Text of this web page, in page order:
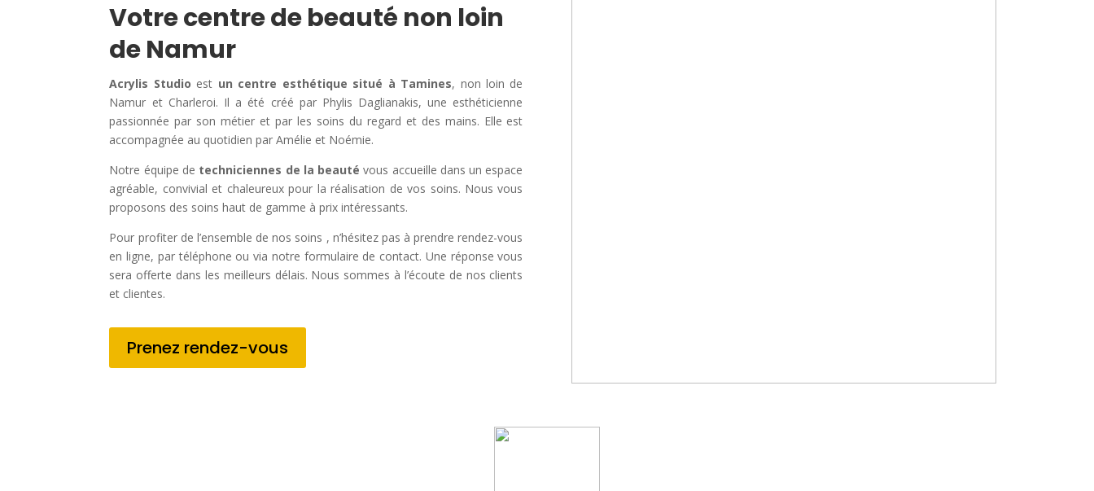
Votre centre de beauté non loin
de Namur
Acrylis Studio est un centre esthétique situé à Tamines, non loin de
Namur et Charleroi. Il a été créé par Phylis Daglianakis, une esthéticienne
passionnée par son métier et par les soins du regard et des mains. Elle est
accompagnée au quotidien par Amélie et Noémie.
Notre équipe de techniciennes de la beauté vous accueille dans un espace
agréable, convivial et chaleureux pour la réalisation de vos soins. Nous vous
proposons des soins haut de gamme à prix intéressants.
Pour profiter de l’ensemble de nos soins , n’hésitez pas à prendre rendez-vous
en ligne, par téléphone ou via notre formulaire de contact. Une réponse vous
sera offerte dans les meilleurs délais. Nous sommes à l’écoute de nos clients
et clientes.
Prenez rendez-vous